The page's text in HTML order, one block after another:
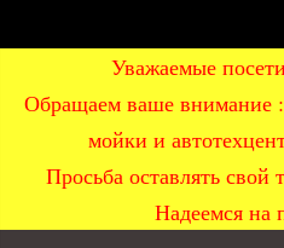
Уважаемые
Обращаем ваше внимание :
мойки и
Просьба оставлять свой
Надеемся на